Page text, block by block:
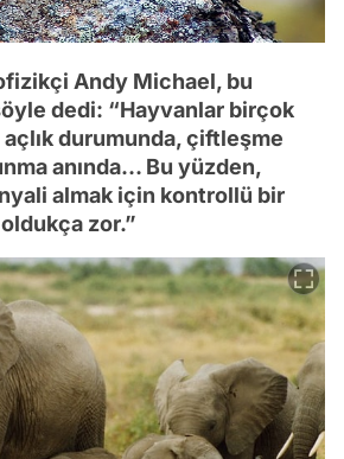
Andy Michael, bu
dedi: “Hayvanlar birçok
durumunda, çiftleşme
anında… Bu yüzden,
almak için kontrollü bir
zor.”